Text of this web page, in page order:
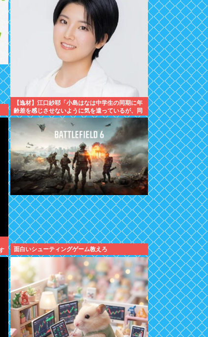
【逸材】江口紗耶「小島はなは中学生の同期に年
齢差を感じさせないように気を遣っているが、同
期2人は気づ
面白いシューティングゲーム教えろ